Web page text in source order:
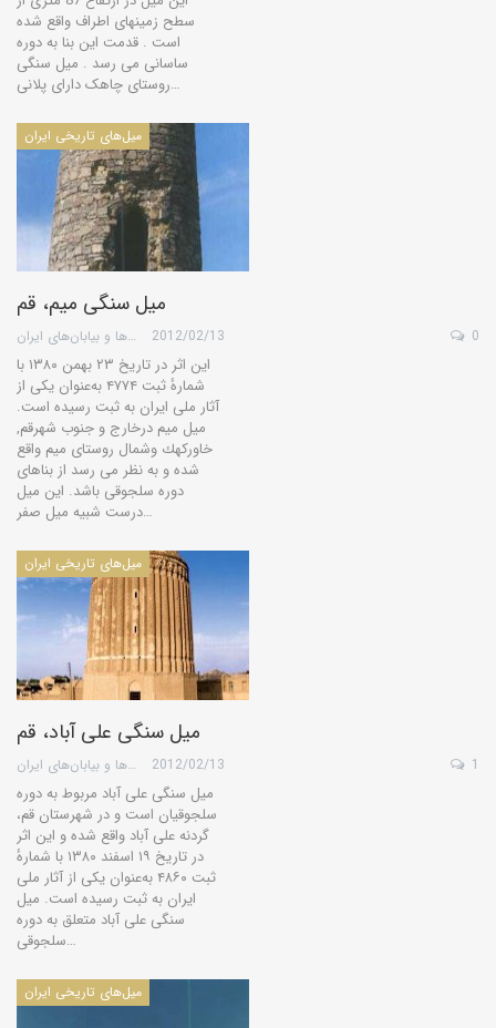
سطح زمینهای اطراف واقع شده
است . قدمت این بنا به دوره
ساسانی می رسد . میل سنگی
روستای چاهک دارای پلانی…
میل‌های تاریخی ایران
میل سنگی میم، قم
گروه کویرها و بیابان‌های ایران 2012/02/13 0
این اثر در تاریخ ۲۳ بهمن ۱۳۸۰ با
شمارهٔ ثبت ۴۷۷۴ به‌عنوان یکی از
آثار ملی ایران به ثبت رسیده است.
میل میم درخارج و جنوب شهرقم,
خاوركهك وشمال روستای میم واقع
شده و به نظر می رسد از بناهای
دوره سلجوقی باشد. این میل
درست شبیه میل صفر…
میل‌های تاریخی ایران
میل سنگی علی آباد، قم
گروه کویرها و بیابان‌های ایران 2012/02/13 1
میل سنگی علی آباد مربوط به دوره
سلجوقیان است و در شهرستان قم،
گردنه علی آباد واقع شده و این اثر
در تاریخ ۱۹ اسفند ۱۳۸۰ با شمارهٔ
ثبت ۴۸۶۰ به‌عنوان یکی از آثار ملی
ایران به ثبت رسیده است. میل
سنگی علی آباد متعلق به دوره
سلجوقی…
میل‌های تاریخی ایران